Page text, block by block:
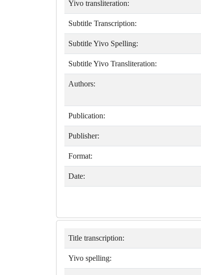
Yivo transliteration:
Subtitle Transcription:
Subtitle Yivo Spelling:
Subtitle Yivo Transliteration:
Authors:
Publication:
Publisher:
Format:
Date:
Title transcription:
Yivo spelling: